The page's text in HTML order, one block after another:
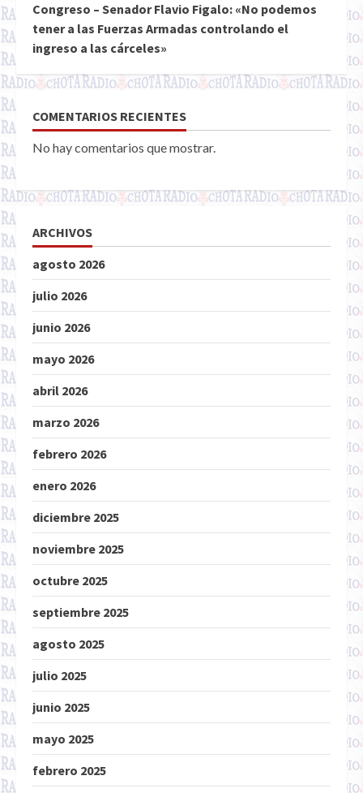
Congreso – Senador Flavio Figalo: «No podemos
tener a las Fuerzas Armadas controlando el
ingreso a las cárceles»
COMENTARIOS RECIENTES
No hay comentarios que mostrar.
ARCHIVOS
agosto 2026
julio 2026
junio 2026
mayo 2026
abril 2026
marzo 2026
febrero 2026
enero 2026
diciembre 2025
noviembre 2025
octubre 2025
septiembre 2025
agosto 2025
julio 2025
junio 2025
mayo 2025
febrero 2025